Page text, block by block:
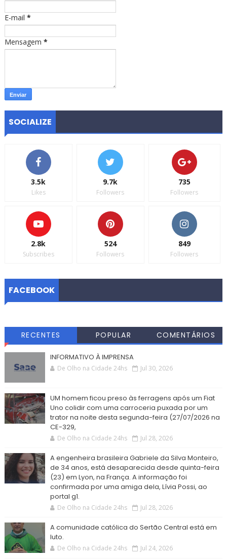
E-mail *
Mensagem *
SOCIALIZE
3.5k
Likes
9.7k
Followers
735
Followers
2.8k
Subscribes
524
Followers
849
Followers
FACEBOOK
RECENTES POPULAR COMENTÁRIOS
INFORMATIVO À IMPRENSA
De Olho na Cidade 24hs Jul 30, 2026
UM homem ficou preso às ferragens após um Fiat
Uno colidir com uma carroceria puxada por um
trator na noite desta segunda-feira (27/07/2026 na
CE-329,
De Olho na Cidade 24hs Jul 28, 2026
A engenheira brasileira Gabriele da Silva Monteiro,
de 34 anos, está desaparecida desde quinta-feira
(23) em Lyon, na França. A informação foi
confirmada por uma amiga dela, Lívia Possi, ao
portal g1.
De Olho na Cidade 24hs Jul 28, 2026
A comunidade católica do Sertão Central está em
luto.
De Olho na Cidade 24hs Jul 24, 2026